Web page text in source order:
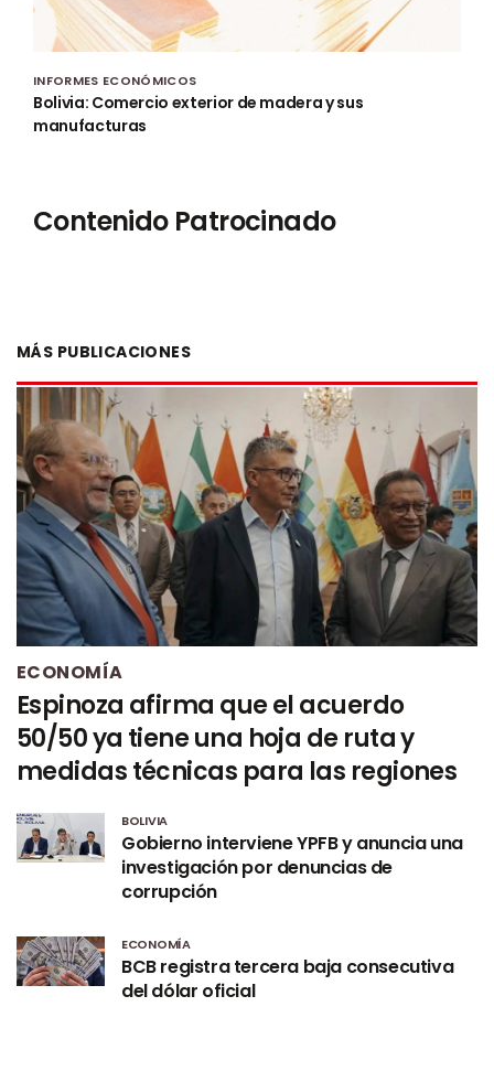
INFORMES ECONÓMICOS
Bolivia: Comercio exterior de madera y sus
manufacturas
Contenido Patrocinado
MÁS PUBLICACIONES
ECONOMÍA
Espinoza afirma que el acuerdo
50/50 ya tiene una hoja de ruta y
medidas técnicas para las regiones
BOLIVIA
Gobierno interviene YPFB y anuncia una
investigación por denuncias de
corrupción
ECONOMÍA
BCB registra tercera baja consecutiva
del dólar oficial